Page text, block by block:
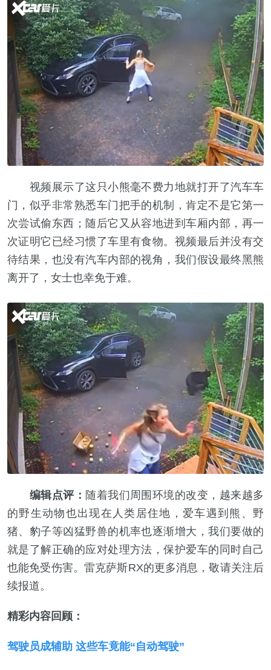
视频展示了这只小熊毫不费力地就打开了汽车车
门，似乎非常熟悉车门把手的机制，肯定不是它第一
次尝试偷东西；随后它又从容地进到车厢内部，再一
次证明它已经习惯了车里有食物。视频最后并没有交
待结果，也没有汽车内部的视角，我们假设最终黑熊
离开了，女士也幸免于难。
编辑点评： 随着我们周围环境的改变，越来越多
的野生动物也出现在人类居住地，爱车遇到熊、野
猪、豹子等凶猛野兽的机率也逐渐增大，我们要做的
就是了解正确的应对处理方法，保护爱车的同时自己
也能免受伤害。雷克萨斯RX的更多消息，敬请关注后
续报道。
精彩内容回顾：
驾驶员成辅助 这些车竟能“自动驾驶”